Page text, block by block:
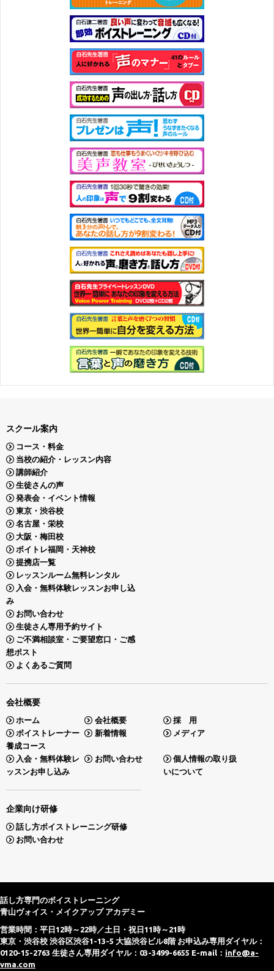
スクール案内
コース・料金
当校の紹介・レッスン内容
講師紹介
生徒さんの声
発表会・イベント情報
東京・渋谷校
名古屋・栄校
大阪・梅田校
ボイトレ福岡・天神校
提携店一覧
レッスンルーム無料レンタル
入会・無料体験レッスンお申し込
み
お問い合わせ
生徒さん専用予約サイト
ご不満相談室・ご要望窓口・ご感
想ポスト
よくあるご質問
会社概要
ホーム 会社概要
採 用
ボイストレーナー
養成コース
新着情報 メディア
入会・無料体験レ
ッスンお申し込み
お問い合わせ
個人情報の取り扱
いについて
企業向け研修
話し方ボイストレーニング研修
お問い合わせ
話し方専門のボイストレーニング
青山ヴォイス・メイクアップ アカデミー
営業時間：平日12時～22時／土日・祝日11時～21時
東京・渋谷校 渋谷区渋谷1-13-5 大協渋谷ビル8階 お申込み専用ダイヤル：
0120-15-2763 生徒さん専用ダイヤル：03-3499-6655 E-mail： info@a-
vma.com